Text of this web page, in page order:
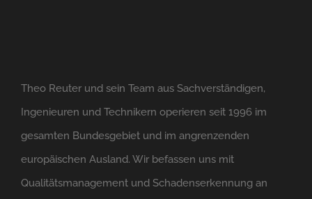
Theo Reuter und sein Team aus Sachverständigen,
Ingenieuren und Technikern operieren seit 1996 im
gesamten Bundesgebiet und im angrenzenden
europäischen Ausland. Wir befassen uns mit
Qualitätsmanagement und Schadenserkennung an